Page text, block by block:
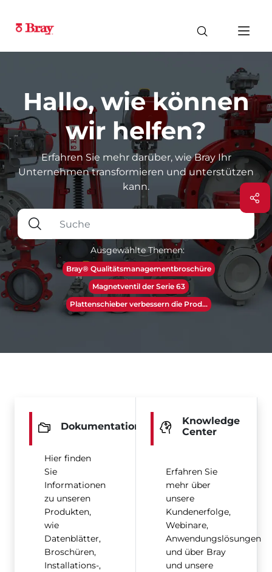
Hallo, wie können
wir helfen?
Erfahren Sie mehr darüber, wie Bray Ihr
Unternehmen transformieren und unterstützen
kann.
Ausgewählte Themen:
Bray® Qualitätsmanagementbroschüre
Magnetventil der Serie 63
Plattenschieber verbessern die Prod...
Dokumentation
Hier finden
Sie
Informationen
zu unseren
Produkten,
wie
Datenblätter,
Broschüren,
Installations-,
Knowledge
Center
Erfahren Sie
mehr über
unsere
Kundenerfolge,
Webinare,
Anwendungslösungen
und über Bray
und unsere